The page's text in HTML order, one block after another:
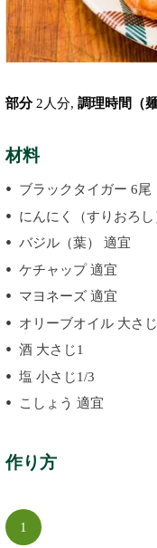
部分 2人分, 調理時間（
材料
ブラックタイガー 6尾
にんにく（すりおろし
バジル（葉） 適宜
ケチャップ 適宜
マヨネーズ 適宜
オリーブオイル 大さ
酒 大さじ1
塩 小さじ1/3
こしょう 適宜
作り方
1